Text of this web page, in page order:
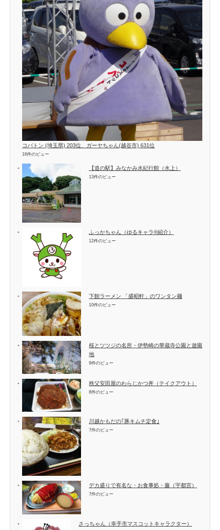
コバトン (埼玉県) 203位、ガーヤちゃん(越谷市) 631位
16件のビュー
【道の駅】みなかみ水紀行館（水上）
13件のビュー
ふっかちゃん（ゆるキャラ®紹介）
12件のビュー
下館ラーメン 「盛昭軒」のワンタン麺
10件のビュー
桜とツツジの名所・伊勢崎の華蔵寺公園と遊園
地
9件のビュー
秩父安田屋のわらじかつ丼（テイクアウト）
8件のビュー
川越かもだの｢豚キムチ定食｣
7件のビュー
デカ盛りで有名な・お食事処・藤（宇都宮）
7件のビュー
さっちゃん（幸手市マスコットキャラクター）